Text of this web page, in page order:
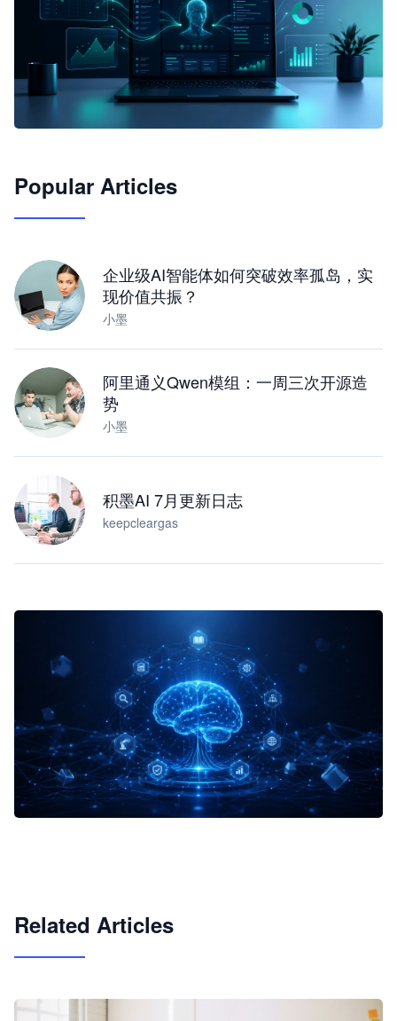
JimoClaw 桌面 AI Agent 工作台
Popular Articles
企业级AI智能体如何突破效率孤岛，实
现价值共振？
小墨
阿里通义Qwen模组：一周三次开源造
势
小墨
积墨AI 7月更新日志
keepcleargas
Related Articles